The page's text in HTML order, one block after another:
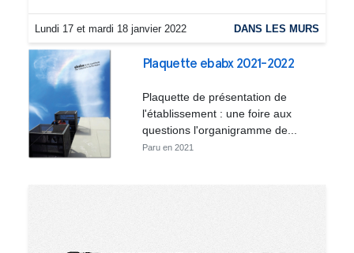
Lundi 17 et mardi 18 janvier 2022 DANS LES MURS
Plaquette ebabx 2021-2022
Plaquette de présentation de
l'établissement : une foire aux
questions l'organigramme de...
Paru en 2021